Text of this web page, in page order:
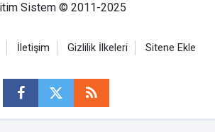
Sistem © 2011-2025
İletişim Gizlilik İlkeleri Sitene Ekle